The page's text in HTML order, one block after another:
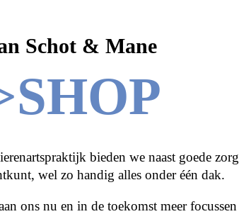
Schot & Mane
bieden we naast goede
wel zo handig alles onder één dak.
ons nu en in de toekomst meer